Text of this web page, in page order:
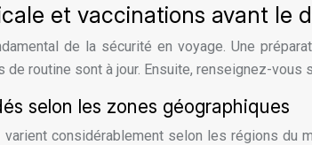
et vaccinations avant le
de la sécurité en voyage. Une
de routine sont à jour. Ensuite, renseignez-
selon les zones géographiques
considérablement selon les régions du